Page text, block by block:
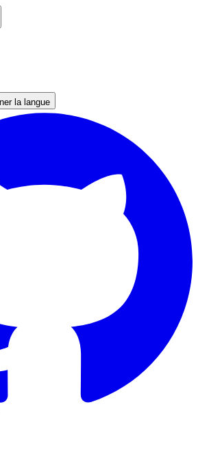
la langue